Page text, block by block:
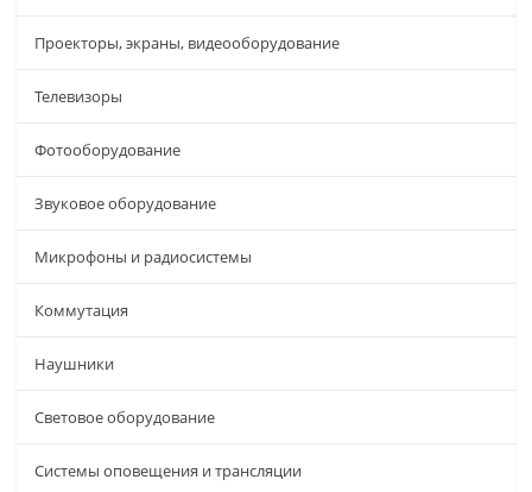
Проекторы, экраны, видеооборудование
Телевизоры
Фотооборудование
Звуковое оборудование
Микрофоны и радиосистемы
Коммутация
Наушники
Световое оборудование
Системы оповещения и трансляции